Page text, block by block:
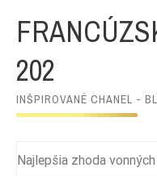
202
INŠPIROVANÉ CHANEL -
Najlepšia zhoda